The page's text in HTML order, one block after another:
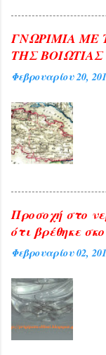
ΓΝΩΡΙΜΙΑ ΜΕ
ΤΗΣ ΒΟΙΩΤΙΑΣ
Φεβρουαρίου 20,
Προσοχή στο
ότι βρέθηκε
Φεβρουαρίου 02,